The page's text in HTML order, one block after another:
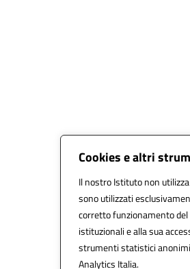
Cookies e altri
Il nostro Istituto non
sono utilizzati
corretto funzionamento
istituzionali e alla sua
strumenti statistici
Analytics Italia.